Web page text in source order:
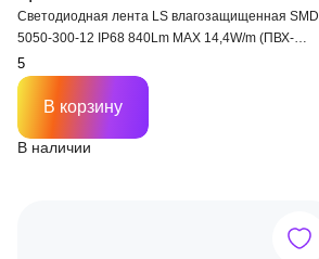
Светодиодная лента LS влагозащищенная SMD
5050-300-12 IP68 840Lm MAX 14,4W/m (ПВХ-
трубка+силикон)
В наличии
В корзину